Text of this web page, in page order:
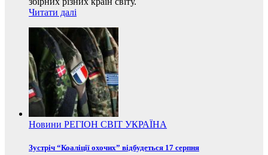
Читати далі
Новини РЕГІОН СВІТ УКРАЇНА
Зустріч “Коаліції охочих” відбудеться 17 серпня